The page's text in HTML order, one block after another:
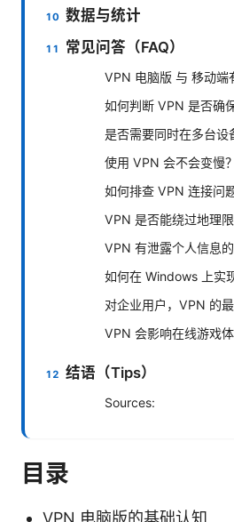
数据与统计
常见问答（FAQ）
VPN 电脑版 与 移动端
如何判断 VPN 是否确
是否需要同时在多台设
使用 VPN 会不会变慢？
如何排查 VPN 连接问
VPN 是否能绕过地理限
VPN 有泄露个人信息的
如何在 Windows 上实
对企业用户，VPN 的
VPN 会影响在线游戏体
结语（Tips）
Sources:
目录
VPN 电脑版的基础认知